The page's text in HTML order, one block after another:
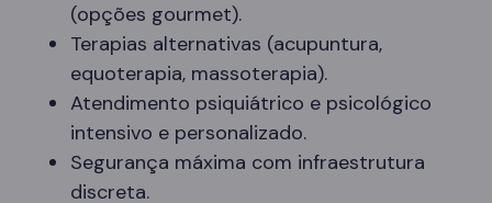
(opções gourmet).
Terapias alternativas (acupuntura,
equoterapia, massoterapia).
Atendimento psiquiátrico e psicológico
intensivo e personalizado.
Segurança máxima com infraestrutura
discreta.